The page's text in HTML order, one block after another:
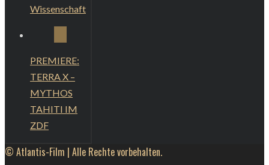
Wissenschaft
PREMIERE:
TERRA X –
MYTHOS
TAHITI IM
ZDF
© Atlantis-Film | Alle Rechte vorbehalten.